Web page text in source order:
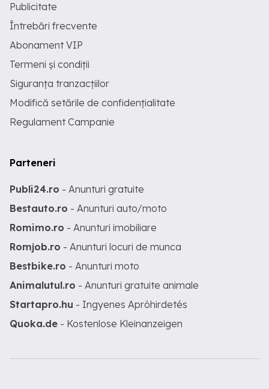
Publicitate
Întrebări frecvente
Abonament VIP
Termeni și condiții
Siguranța tranzacțiilor
Modifică setările de confidențialitate
Regulament Campanie
Parteneri
Publi24.ro - Anunturi gratuite
Bestauto.ro - Anunturi auto/moto
Romimo.ro - Anunturi imobiliare
Romjob.ro - Anunturi locuri de munca
Bestbike.ro - Anunturi moto
Animalutul.ro - Anunturi gratuite animale
Startapro.hu - Ingyenes Apróhirdetés
Quoka.de - Kostenlose Kleinanzeigen